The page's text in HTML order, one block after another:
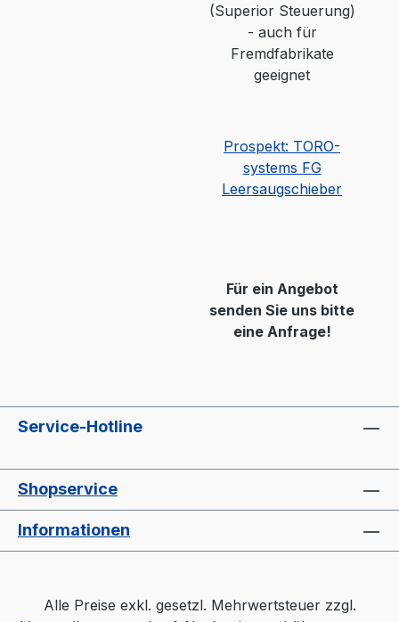
(Superior Steuerung)
- auch für
Fremdfabrikate
geeignet
Prospekt: TORO-
systems FG
Leersaugschieber
Für ein Angebot
senden Sie uns bitte
eine Anfrage!
Service-Hotline
Shopservice
Informationen
Alle Preise exkl. gesetzl. Mehrwertsteuer zzgl.